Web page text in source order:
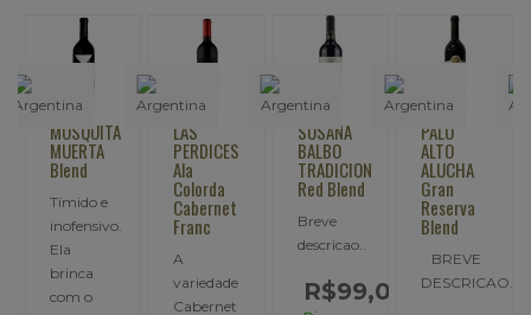
MOSQUITA
MUERTA
Blend
Tímido e
inofensivo.
Ela
brinca
com o
LAS
PERDICES
Ala
Colorda
Cabernet
Franc
A
variedade
Cabernet
SUSANA
BALBO
TRADICION
Red Blend
Breve
descricao..
R$99,00
PALO
ALTO
ALUCHA
Gran
Reserva
Blend
BREVE
DESCRICAO..